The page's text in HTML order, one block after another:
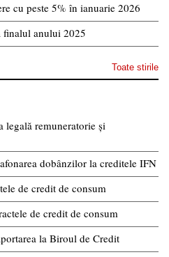
cu peste 5% în ianuarie 2026
finalul anului 2025
Toate stirile
remuneratorie și
dobânzilor la creditele IFN
de credit de consum
de credit de consum
la Biroul de Credit